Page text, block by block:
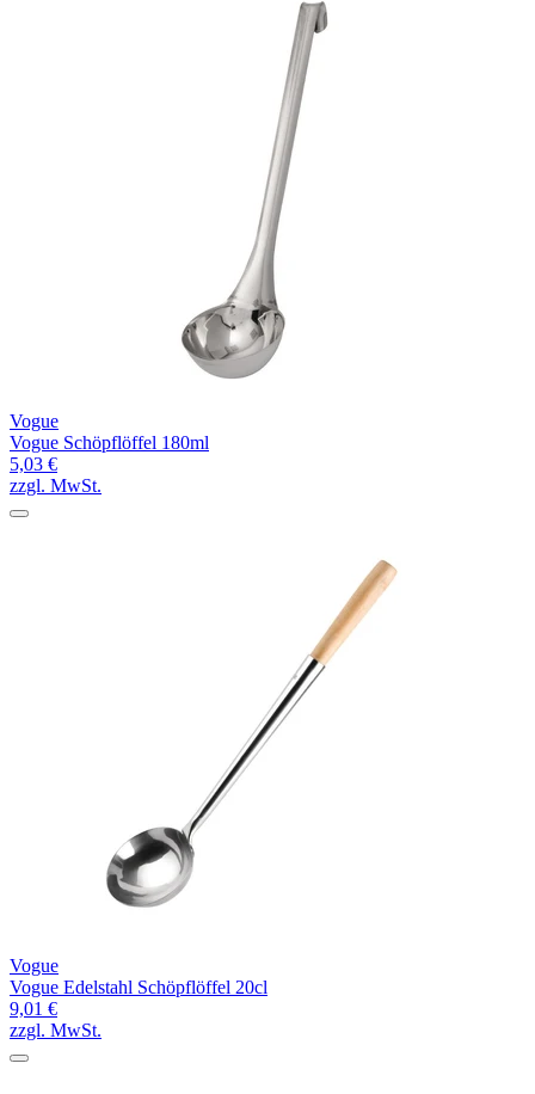
Vogue
Vogue Schöpflöffel 180ml
5,03 €
zzgl. MwSt.
Vogue
Vogue Edelstahl Schöpflöffel 20cl
9,01 €
zzgl. MwSt.